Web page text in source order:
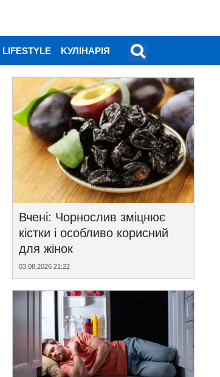
LIFESTYLE KУЛІНАРІЯ
Вчені: Чорнослив зміцнює
кістки і особливо корисний
для жінок
03.08.2026 21:22